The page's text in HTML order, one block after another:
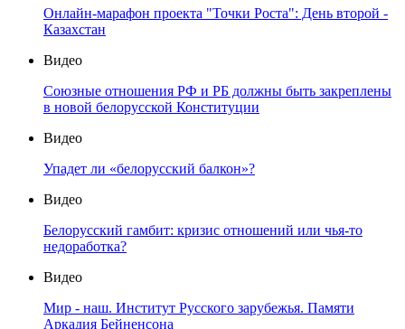
Онлайн-марафон проекта "Точки Роста": День второй -
Казахстан
Видео
Союзные отношения РФ и РБ должны быть закреплены
в новой белорусской Конституции
Видео
Упадет ли «белорусский балкон»?
Видео
Белорусский гамбит: кризис отношений или чья-то
недоработка?
Видео
Мир - наш. Институт Русского зарубежья. Памяти
Аркадия Бейненсона